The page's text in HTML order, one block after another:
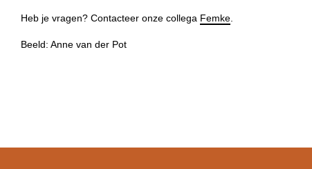
Heb je vragen? Contacteer onze collega Femke.
Beeld: Anne van der Pot